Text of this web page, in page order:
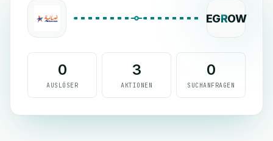
EGROW
0
AUSLÖSER
3
AKTIONEN
0
SUCHANFRAGEN